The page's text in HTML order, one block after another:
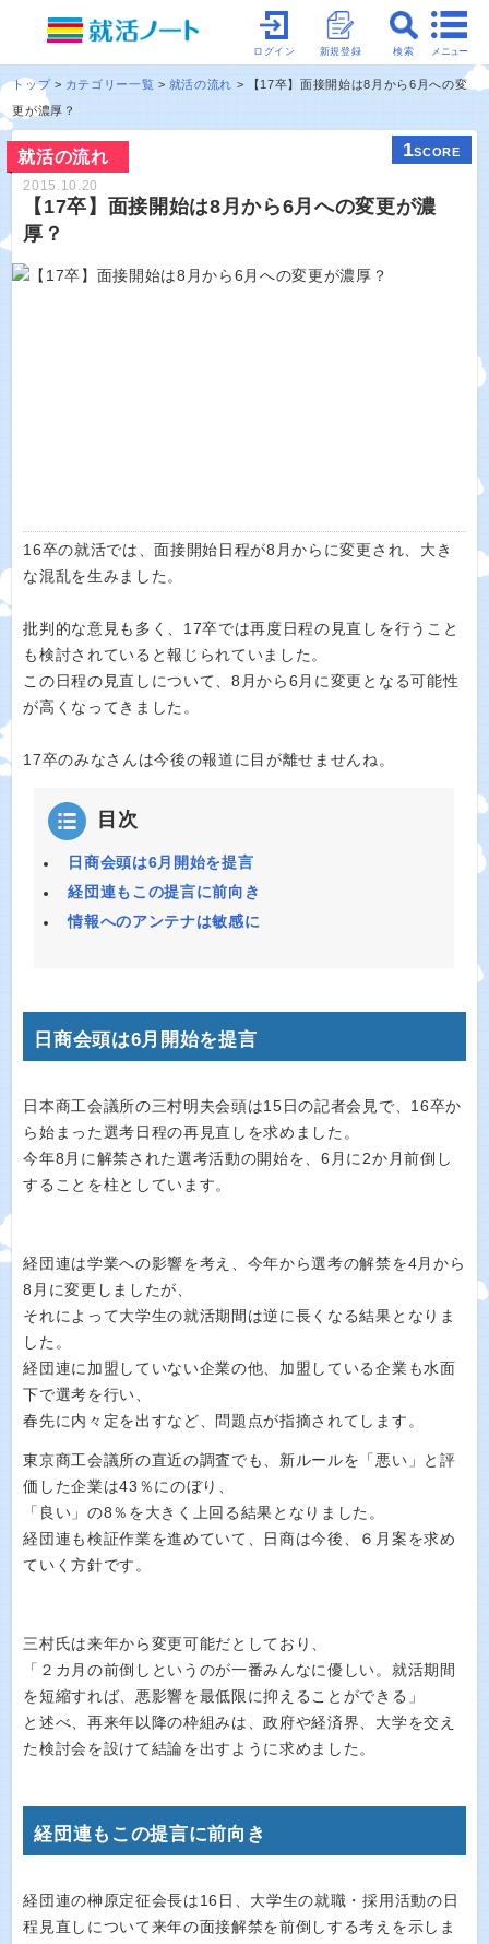
メニュー
検索
新規登録
ログイン
トップ カテゴリー一覧 就活の流れ
【17卒】面接開始は8月から6月への変
更が濃厚？
就活の流れ 1SCORE
2015.10.20
【17卒】面接開始は8月から6月への変更が濃
厚？
16卒の就活では、面接開始日程が8月からに変更され、大き
な混乱を生みました。
批判的な意見も多く、17卒では再度日程の見直しを行うこと
も検討されていると報じられていました。
この日程の見直しについて、8月から6月に変更となる可能性
が高くなってきました。
17卒のみなさんは今後の報道に目が離せませんね。
目次
日商会頭は6月開始を提言
経団連もこの提言に前向き
情報へのアンテナは敏感に
日商会頭は6月開始を提言
日本商工会議所の三村明夫会頭は15日の記者会見で、16卒か
ら始まった選考日程の再見直しを求めました。
今年8月に解禁された選考活動の開始を、6月に2か月前倒し
することを柱としています。
経団連は学業への影響を考え、今年から選考の解禁を4月から
8月に変更しましたが、
それによって大学生の就活期間は逆に長くなる結果となりま
した。
経団連に加盟していない企業の他、加盟している企業も水面
下で選考を行い、
春先に内々定を出すなど、問題点が指摘されてします。
東京商工会議所の直近の調査でも、新ルールを「悪い」と評
価した企業は43％にのぼり、
「良い」の8％を大きく上回る結果となりました。
経団連も検証作業を進めていて、日商は今後、６月案を求め
ていく方針です。
三村氏は来年から変更可能だとしており、
「２カ月の前倒しというのが一番みんなに優しい。就活期間
を短縮すれば、悪影響を最低限に抑えることができる」
と述べ、再来年以降の枠組みは、政府や経済界、大学を交え
た検討会を設けて結論を出すように求めました。
経団連もこの提言に前向き
経団連の榊原定征会長は16日、大学生の就職・採用活動の日
程見直しについて来年の面接解禁を前倒しする考えを示しま